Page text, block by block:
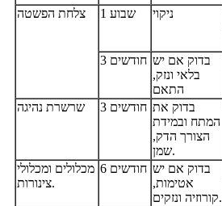
צלחת הפשטה שבוע 1 ניקוי
3 חודשים בדוק אם יש
בלאי ונזק,
התאם
שרשרת נהיגה 3 חודשים בדוק את
המתח ובמידת
הצורך הדק,
שמן.
מכלולים ומכלולי
צינורות.
6 חודשים בדוק אם יש
אטימות,
קורוזיה ונזקים.